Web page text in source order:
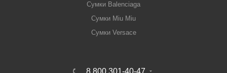
Сумки Balenciaga
Сумки Miu Miu
Сумки Versace